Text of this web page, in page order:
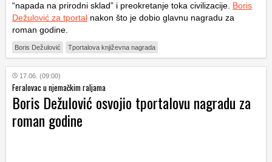
“napada na prirodni sklad” i preokretanje toka civilizacije. Boris
Dežulović za tportal nakon što je dobio glavnu nagradu za
roman godine.
Boris Dežulović Tportalova književna nagrada
17.06. (09:00)
Feralovac u njemačkim raljama
Boris Dežulović osvojio tportalovu nagradu za
roman godine